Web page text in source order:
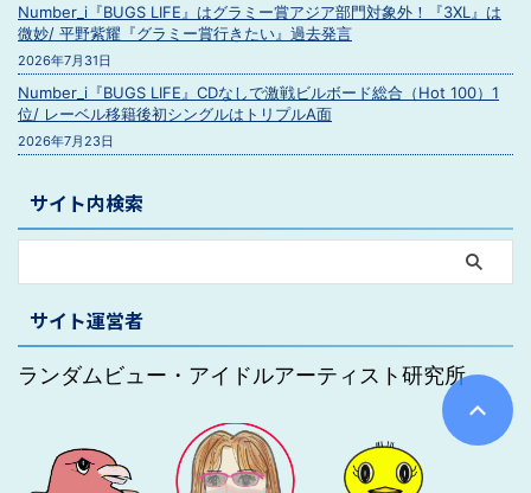
Number_i『BUGS LIFE』はグラミー賞アジア部門対象外！『3XL』は
微妙/ 平野紫耀『グラミー賞行きたい』過去発言
2026年7月31日
Number_i『BUGS LIFE』CDなしで激戦ビルボード総合（Hot 100）1
位/ レーベル移籍後初シングルはトリプルA面
2026年7月23日
サイト内検索
サイト運営者
ランダムビュー・アイドルアーティスト研究所